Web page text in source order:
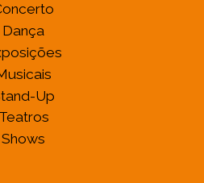
Dança
Up
Teatros
Shows